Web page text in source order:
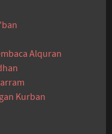
Alquran
Kurban